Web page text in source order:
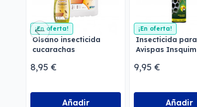
¡En oferta!
Olsano insecticida
cucarachas
8,95 €
Añadir
¡En oferta!
Insecticida para
Avispas Insquim
9,95 €
Añadir